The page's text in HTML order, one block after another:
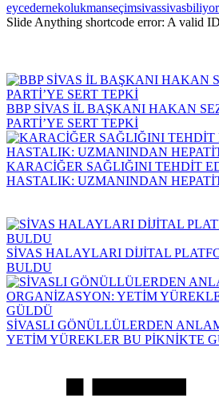
eycedernekolukmanseçimsivassivasbiliyor
Slide Anything shortcode error: A valid
BBP SİVAS İL BAŞKANI HAKAN
PARTİ’YE SERT TEPKİ
KARACİĞER SAĞLIĞINI TEHDİT
HASTALIK: UZMANINDAN
SİVAS HALAYLARI DİJİTAL
BULDU
SİVASLI GÖNÜLLÜLERDEN
YETİM YÜREKLER BU PİKNİKTE